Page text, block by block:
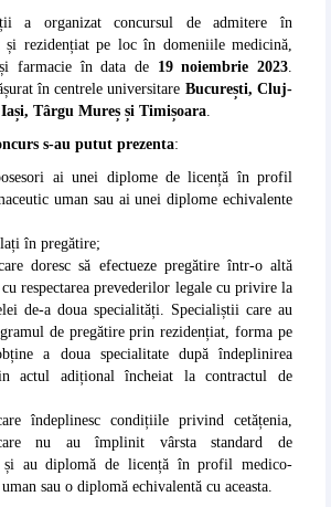
a organizat concursul de admitere în
și rezidențiat pe loc în domeniile medicină,
farmacie în data de 19 noiembrie 2023.
în centrele universitare București, Cluj-
Târgu Mureș și Timișoara.
s-au putut prezenta:
ai unei diplome de licență în profil
uman sau ai unei diplome echivalente
în pregătire;
doresc să efectueze pregătire într-o altă
respectarea prevederilor legale cu privire la
de-a doua specialități. Specialiștii care au
de pregătire prin rezidențiat, forma pe
a doua specialitate după îndeplinirea
actul adițional încheiat la contractul de
îndeplinesc condițiile privind cetățenia,
nu au împlinit vârsta standard de
și au diplomă de licență în profil medico-
sau o diplomă echivalentă cu aceasta.